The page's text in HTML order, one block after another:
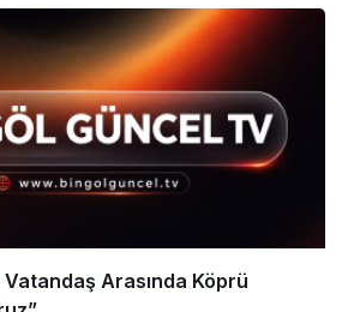
Arasında Köprü